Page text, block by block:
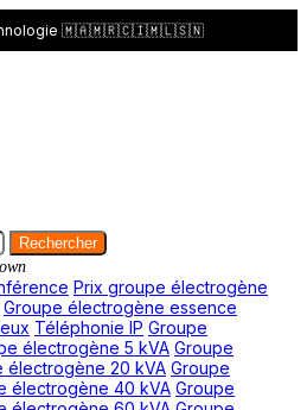
🇲🇦🇲🇷🇨🇮🇲🇱🇸🇳
Rechercher
Prix groupe électrogène
Groupe électrogène essence
Téléphonie IP Groupe
électrogène 5 kVA Groupe
électrogène 20 kVA Groupe
électrogène 40 kVA Groupe